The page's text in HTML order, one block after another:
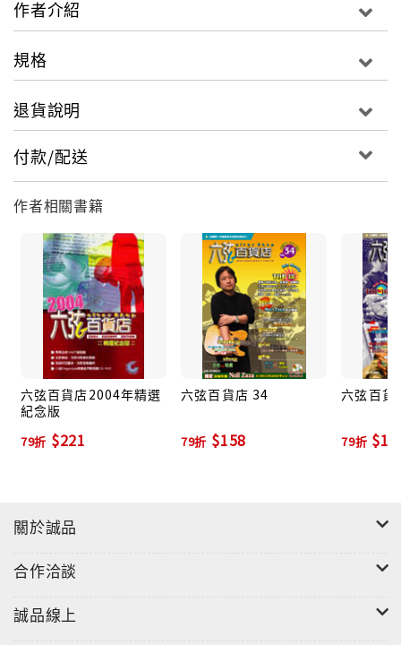
作者介紹
規格
退貨說明
付款/配送
作者相關書籍
六弦百貨店2004年精選
紀念版
79折 $221
六弦百貨店 34
79折 $158
六弦百貨
79折
關於誠品
合作洽談
誠品線上